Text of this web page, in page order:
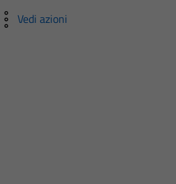
Vedi azioni